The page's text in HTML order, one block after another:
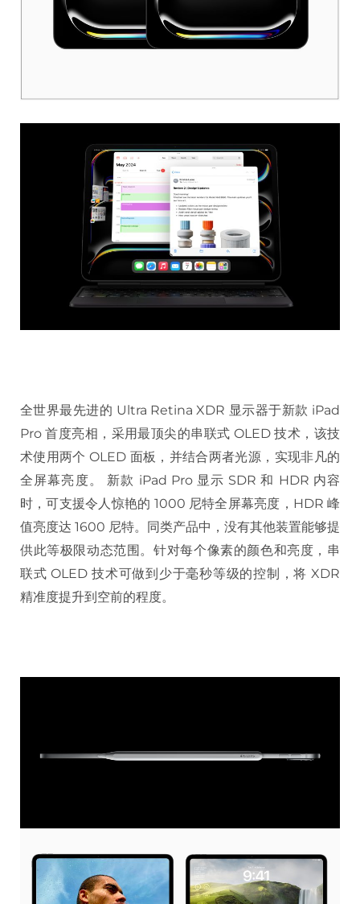
全世界最先进的 Ultra Retina XDR 显示器于新款 iPad
Pro 首度亮相，采用最顶尖的串联式 OLED 技术，该技
术使用两个 OLED 面板，并结合两者光源，实现非凡的
全屏幕亮度。 新款 iPad Pro 显示 SDR 和 HDR 内容
时，可支援令人惊艳的 1000 尼特全屏幕亮度，HDR 峰
值亮度达 1600 尼特。同类产品中，没有其他装置能够提
供此等极限动态范围。针对每个像素的颜色和亮度，串
联式 OLED 技术可做到少于毫秒等级的控制，将 XDR
精准度提升到空前的程度。